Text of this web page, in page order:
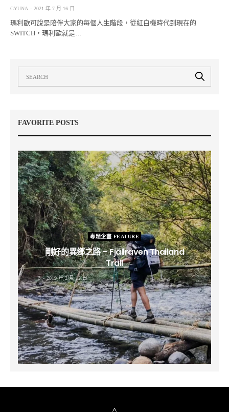
GYUNA 2021 年 7 月 16 日
瑪利歐可說是陪伴大家的每個人生階段，從紅白機時代到現在的
SWITCH，瑪利歐就是…
FAVORITE POSTS
專題企畫 FEATURE
剛好的異鄉之路 – Fjällräven Thailand
Trail
B 2019 年 2 月 12 日